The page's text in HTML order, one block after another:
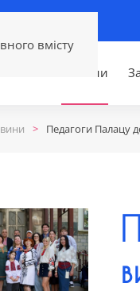
вмісту
Новини
Педагоги Палацу